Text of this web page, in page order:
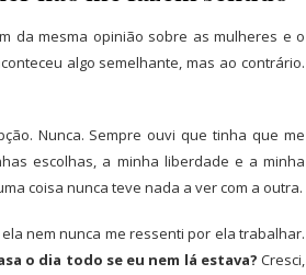
da mesma opinião sobre as mulheres e o
algo semelhante, mas ao contrário.
Nunca. Sempre ouvi que tinha que me
escolhas, a minha liberdade e a minha
coisa nunca teve nada a ver com a outra.
nem nunca me ressenti por ela trabalhar.
o dia todo se eu nem lá estava? Cresci,